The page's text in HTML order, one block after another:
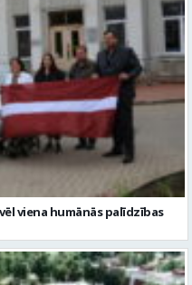
viena humānās palīdzības